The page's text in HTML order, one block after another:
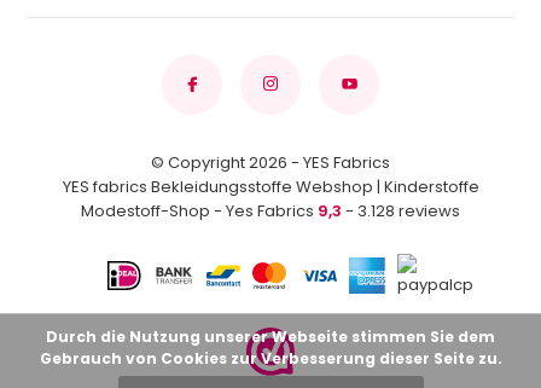
© Copyright 2026 - YES Fabrics
YES fabrics Bekleidungsstoffe Webshop | Kinderstoffe
Modestoff-Shop - Yes Fabrics 9,3 - 3.128 reviews
Durch die Nutzung unserer Webseite stimmen Sie dem
Gebrauch von Cookies zur Verbesserung dieser Seite zu.